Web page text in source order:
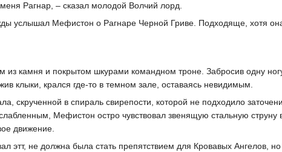
Рагнар, – сказал молодой Волчий лорд.
услышал Мефистон о Рагнаре Черной Гриве. Подходяще, хотя
из камня и покрытом шкурами командном троне. Забросив одну
клыки, крался где-то в темном зале, оставаясь невидимым.
скрученной в спираль свирепости, которой не подходило
Мефистон остро чувствовал звенящую стальную струну
движение.
этт, не должна была стать препятствием для Кровавых Ангелов,